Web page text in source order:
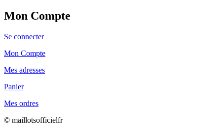
Mon Compte
Se connecter
Mon Compte
Mes adresses
Panier
Mes ordres
© maillotsofficielfr